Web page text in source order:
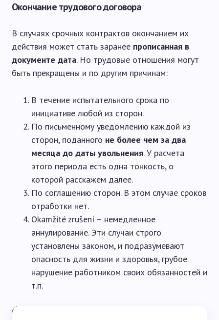
Окончание трудового договора
В случаях срочных контрактов окончанием их
действия может стать заранее прописанная в
документе дата. Но трудовые отношения могут
быть прекращены и по другим причинам:
В течение испытательного срока по
инициативе любой из сторон.
По письменному уведомлению каждой из
сторон, поданного не более чем за два
месяца до даты увольнения. У расчета
этого периода есть одна тонкость, о
которой расскажем далее.
По соглашению сторон. В этом случае сроков
отработки нет.
Okamžité zrušení – немедленное
аннулирование. Эти случаи строго
установлены законом, и подразумевают
опасность для жизни и здоровья, грубое
нарушение работником своих обязанностей и
т.п.